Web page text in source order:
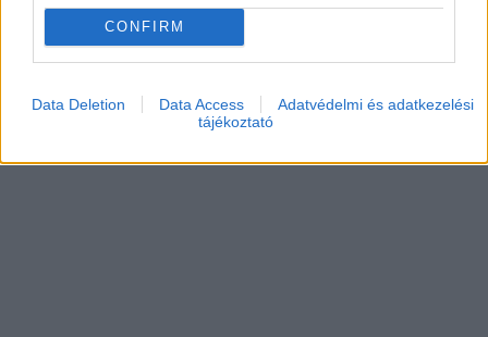
CONFIRM
Data Deletion Data Access
Adatvédelmi és adatkezelési
tájékoztató